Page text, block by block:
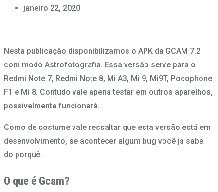
janeiro 22, 2020
Nesta publicação disponibilizamos o APK da GCAM 7.2
com modo Astrofotografia. Essa versão serve para o
Redmi Note 7, Redmi Note 8, Mi A3, Mi 9, Mi9T, Pocophone
F1 e Mi 8. Contudo vale apena testar em outros aparelhos,
possivelmente funcionará.
Como de costume vale ressaltar que esta versão está em
desenvolvimento, se acontecer algum bug você já sabe
do porquê.
O que é Gcam?